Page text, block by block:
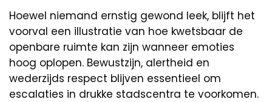
Hoewel niemand ernstig gewond leek, blijft het
voorval een illustratie van hoe kwetsbaar de
openbare ruimte kan zijn wanneer emoties
hoog oplopen. Bewustzijn, alertheid en
wederzijds respect blijven essentieel om
escalaties in drukke stadscentra te voorkomen.